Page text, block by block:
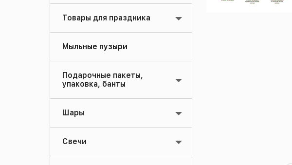
Товары для праздника
Мыльные пузыри
Подарочные пакеты,
упаковка, банты
Шары
Свечи